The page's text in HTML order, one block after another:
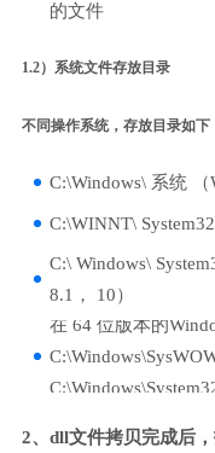
的文件
1.2）系统文件存放目录
不同操作系统，存放目录如下
C:\Windows\ 系统 （
C:\WINNT\
C:\ Windows\
8.1， 10）
在 64 位版本的
C:\Windows\System32
2、dll文件拷贝完成后